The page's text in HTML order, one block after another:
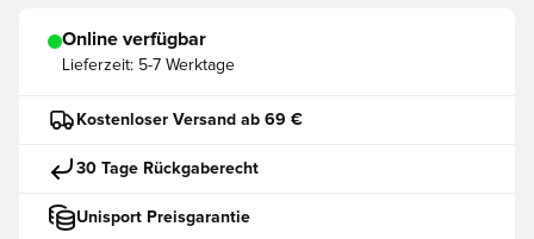
Online verfügbar
Lieferzeit: 5-7 Werktage
Kostenloser Versand ab 69 €
30 Tage Rückgaberecht
Unisport Preisgarantie